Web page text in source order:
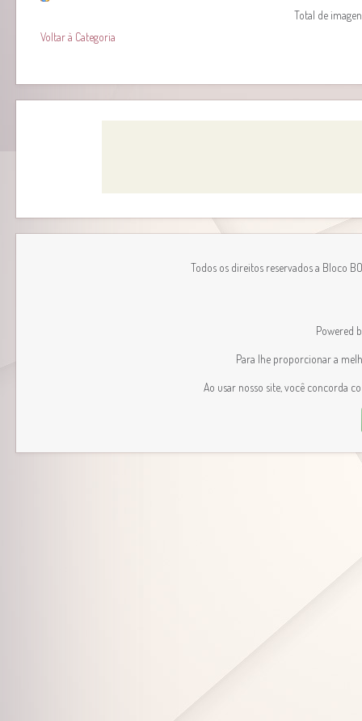
Total de
Voltar à Categoria
Todos os direitos reservados a Bloco
Powered
Para lhe proporcionar a
Ao usar nosso site, você concorda